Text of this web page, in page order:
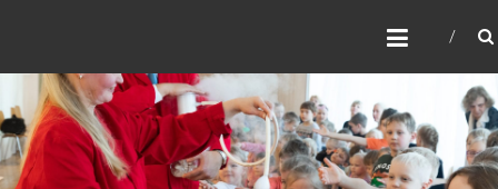
Järgmine WordPress veebileht